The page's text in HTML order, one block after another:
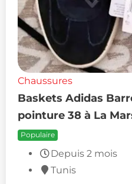
Chaussures
Baskets Adidas
pointure 38 à La
Populaire
Depuis 2 mois
Tunis